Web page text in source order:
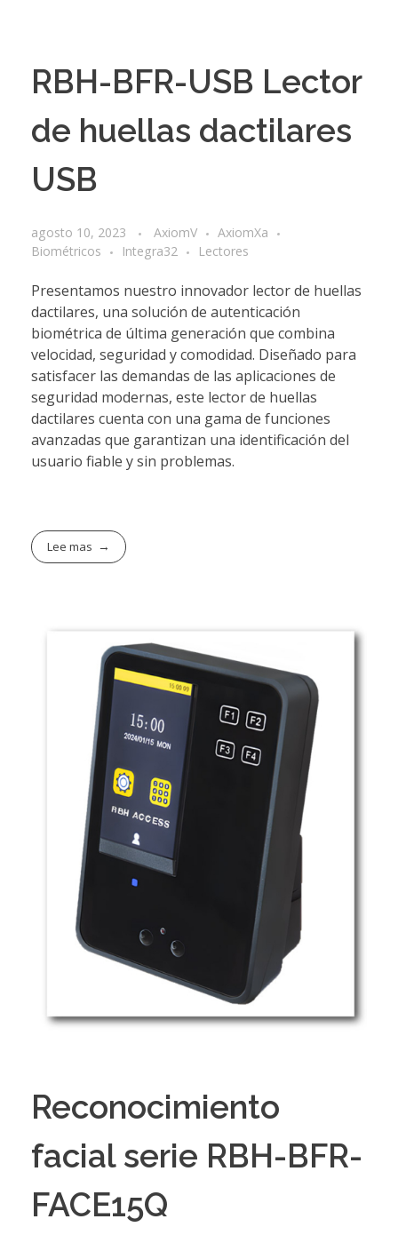
RBH-BFR-USB Lector
de huellas dactilares
USB
agosto 10, 2023 AxiomV
AxiomXa
Biométricos
Integra32 Lectores
Presentamos nuestro innovador lector de huellas
dactilares, una solución de autenticación
biométrica de última generación que combina
velocidad, seguridad y comodidad. Diseñado para
satisfacer las demandas de las aplicaciones de
seguridad modernas, este lector de huellas
dactilares cuenta con una gama de funciones
avanzadas que garantizan una identificación del
usuario fiable y sin problemas.
Lee mas
Reconocimiento
facial serie RBH-BFR-
FACE15Q